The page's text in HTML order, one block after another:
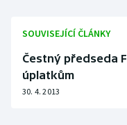
Plavání
SOUVISEJÍCÍ ČLÁNKY
Čestný předseda
úplatkům
30. 4. 2013